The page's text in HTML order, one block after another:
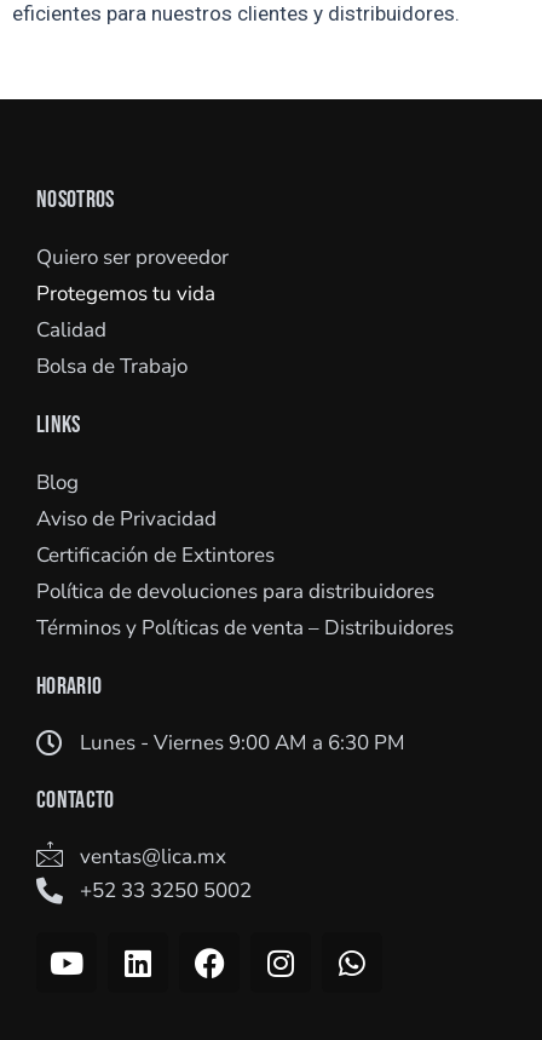
eficientes para nuestros clientes y distribuidores.
NOSOTROS
Quiero ser proveedor
Protegemos tu vida
Calidad
Bolsa de Trabajo
LINKS
Blog
Aviso de Privacidad
Certificación de Extintores
Política de devoluciones para distribuidores
Términos y Políticas de venta – Distribuidores
HORARIO
Lunes - Viernes 9:00 AM a 6:30 PM
CONTACTO
ventas@lica.mx
+52 33 3250 5002
Y
o
L
i
F
a
I
n
W
h